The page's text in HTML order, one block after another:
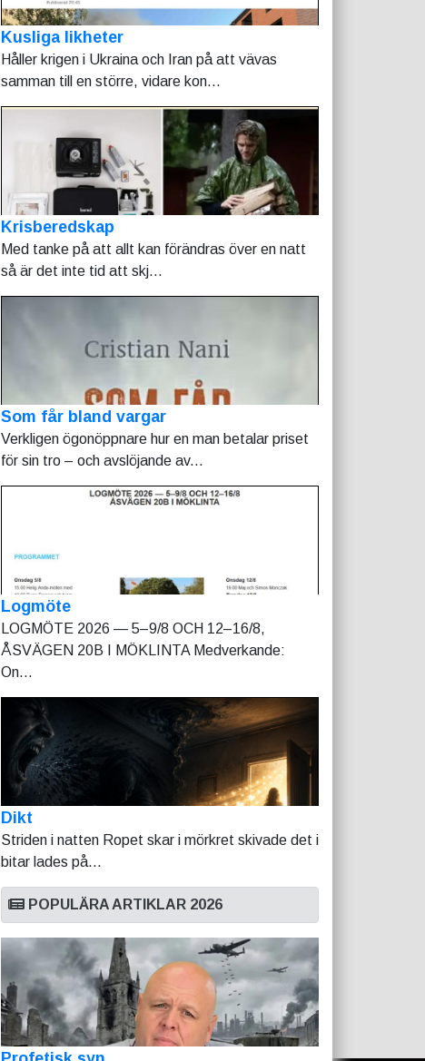
Kusliga likheter
Håller krigen i Ukraina och Iran på att vävas
samman till en större, vidare kon...
Krisberedskap
Med tanke på att allt kan förändras över en natt
så är det inte tid att skj...
Som får bland vargar
Verkligen ögonöppnare hur en man betalar priset
för sin tro – och avslöjande av...
Logmöte
LOGMÖTE 2026 — 5–9/8 OCH 12–16/8,
ÅSVÄGEN 20B I MÖKLINTA Medverkande:
On...
Dikt
Striden i natten Ropet skar i mörkret skivade det i
bitar lades på...
POPULÄRA ARTIKLAR 2026